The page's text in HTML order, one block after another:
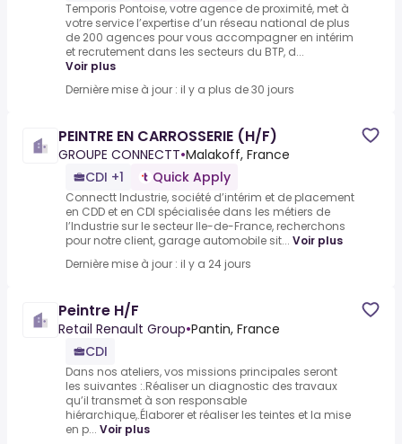
Temporis Pontoise, votre agence de proximité, met à
votre service l’expertise d’un réseau national de plus
de 200 agences pour vous accompagner en intérim
et recrutement dans les secteurs du BTP, d...
Voir plus
Dernière mise à jour : il y a plus de 30 jours
PEINTRE EN CARROSSERIE (H/F)
GROUPE CONNECTT•Malakoff, France
CDI +1
Quick Apply
Connectt Industrie, société d’intérim et de placement
en CDD et en CDI spécialisée dans les métiers de
l’Industrie sur le secteur Ile-de-France, recherchons
pour notre client, garage automobile sit... Voir plus
Dernière mise à jour : il y a 24 jours
Peintre H/F
Retail Renault Group•Pantin, France
CDI
Dans nos ateliers, vos missions principales seront
les suivantes :.Réaliser un diagnostic des travaux
qu’il transmet à son responsable
hiérarchique,.Élaborer et réaliser les teintes et la mise
en p... Voir plus